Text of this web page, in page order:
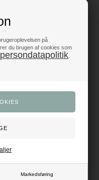
på
du brugen af cookies som
persondatapolitik
Markedsføring